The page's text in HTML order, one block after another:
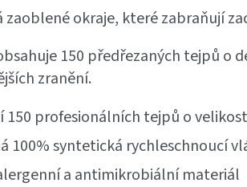
zaoblené okraje, které zabraňují
150 předřezaných tejpů o
zranění.
150 profesionálních tejpů o
100% syntetická rychleschnoucí
a antimikrobiální materiál